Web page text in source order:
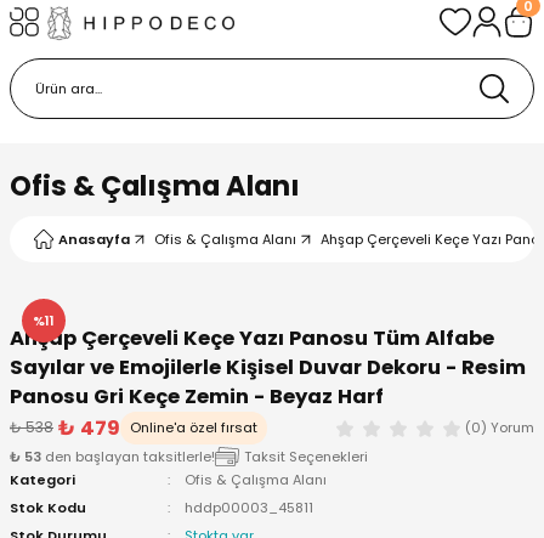
0
Ofis & Çalışma Alanı
Anasayfa Ofis & Çalışma Alanı Ahşap Çerçeveli Keçe Yazı
%11
Ahşap Çerçeveli Keçe Yazı Panosu Tüm Alfabe
Sayılar ve Emojilerle Kişisel Duvar Dekoru - Resim
Panosu Gri Keçe Zemin - Beyaz Harf
₺ 538 ₺ 479 Online'a özel fırsat
(0) Yorum
₺ 53 den başlayan taksitlerle!
Taksit Seçenekleri
Kategori
Ofis & Çalışma Alanı
Stok Kodu
hddp00003_45811
Geri Dön
& Çerçeveler
Geri Dön
& Biblo
Geri Dön
& Hediyelikler